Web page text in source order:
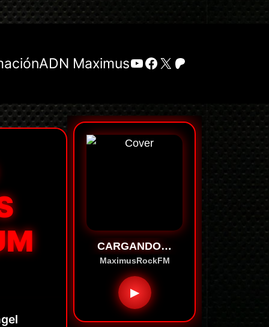
ADN MaximusYouTube
Facebook
X Patreon
CARGANDO…
MaximusRockFM
▶